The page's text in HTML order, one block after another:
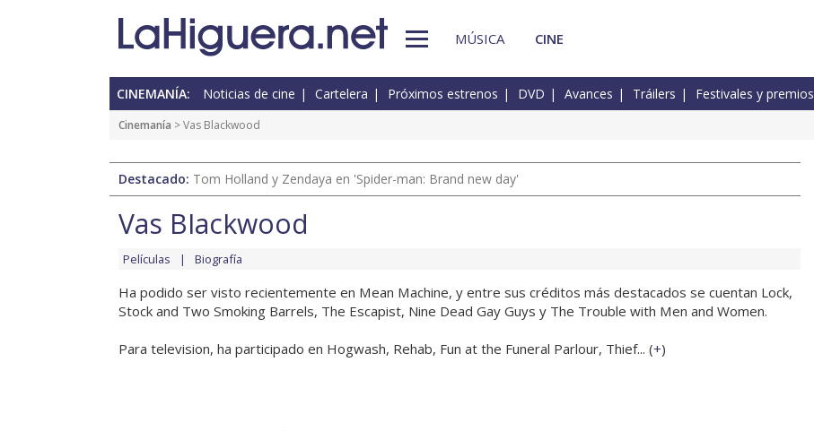
MÚSICA CINE
CINEMANÍA: Noticias de cine Cartelera Próximos estrenos DVD Avances Tráilers Festivales y premios
Cinemanía > Vas Blackwood
Destacado: Tom Holland y Zendaya en 'Spider-man: Brand new day'
Vas Blackwood
Películas Biografía
Ha podido ser visto recientemente en Mean Machine, y entre sus créditos más destacados se cuentan Lock,
Stock and Two Smoking Barrels, The Escapist, Nine Dead Gay Guys y The Trouble with Men and Women.
Para television, ha participado en Hogwash, Rehab, Fun at the Funeral Parlour, Thief... (+)